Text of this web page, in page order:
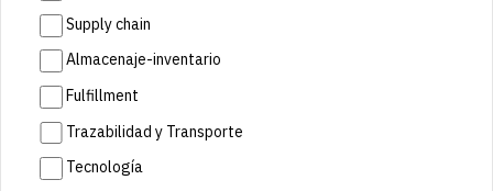
Supply chain
Almacenaje-inventario
Fulfillment
Trazabilidad y Transporte
Tecnología